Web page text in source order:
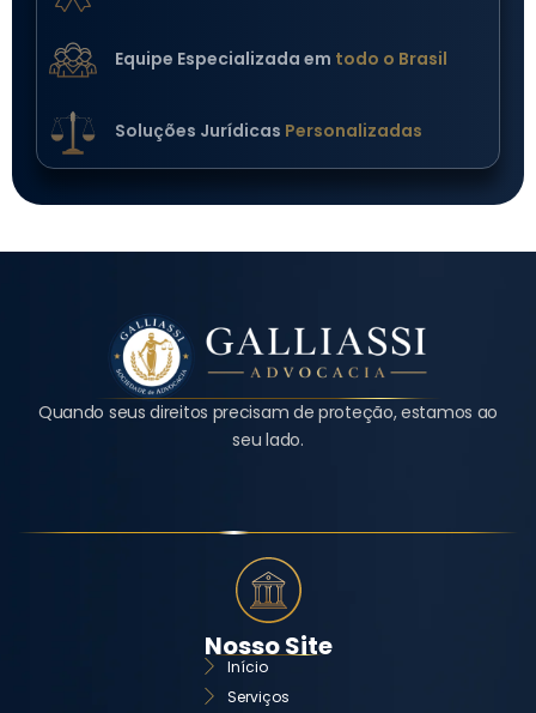
Equipe Especializada em todo o Brasil
Soluções Jurídicas Personalizadas
Quando seus direitos precisam de proteção, estamos ao
seu lado.
Nosso Site
Início
Serviços